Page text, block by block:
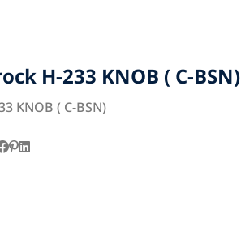
H-233 KNOB ( C-BSN)
KNOB ( C-BSN)